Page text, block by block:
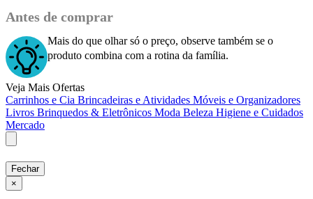
Antes de comprar
Mais do que olhar só o preço, observe também se o
produto combina com a rotina da família.
Veja Mais Ofertas
Carrinhos e Cia Brincadeiras e Atividades Móveis e Organizadores
Livros Brinquedos & Eletrônicos Moda Beleza Higiene e Cuidados
Mercado
Fechar
×